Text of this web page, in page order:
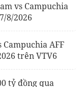
vs Campuchia
8/2026
AFF
trên VTV6
tỷ đồng qua